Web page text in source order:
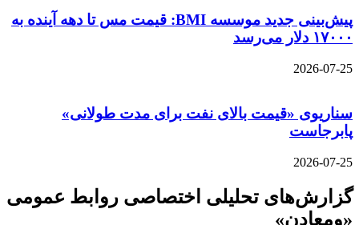
پیش‌بینی جدید موسسه BMI: قیمت مس تا دهه آینده به
۱۷۰۰۰ دلار می‌رسد
2026-07-25
سناریوی «قیمت بالای نفت برای مدت طولانی»
پابرجاست
2026-07-25
گزارش‌های تحلیلی اختصاصی روابط عمومی
«ومعادن»